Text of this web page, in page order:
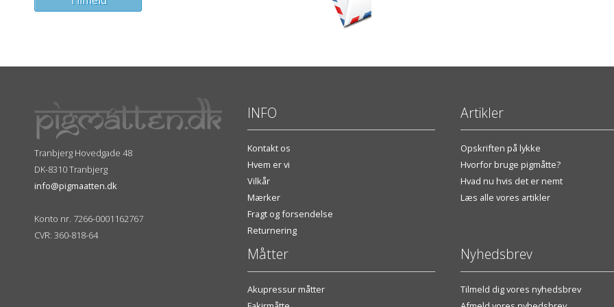
Tranbjerg Hovedgade 48
DK-8310 Tranbjerg
info@pigmaatten.dk
Konto nr. 7266-0001162767
CVR: 360-818-64
INFO
Kontakt os
Hvem er vi
Vilkår
Mærker
Fragt og forsendelse
Returnering
Måtter
Akupressur måtter
Artikler
Opskriften på lykke
Hvorfor bruge pigmåtte?
Hvad nu hvis det er nemt
Læs alle vores artikler
Nyhedsbrev
Tilmeld dig vores nyhedsbrev